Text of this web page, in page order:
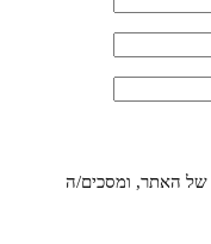
של האתר, ומסכים/ה